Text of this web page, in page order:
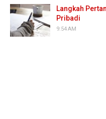
Langkah
Pribadi
9:54 AM